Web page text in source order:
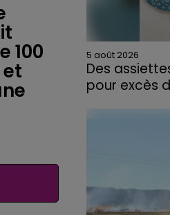
100 5 août 2026
Des
pour excès